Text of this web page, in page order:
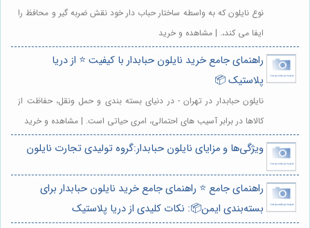
نوع نایلون که به واسطه ساختار حباب دار خود نقش ضربه گیر و محافظ را
ایفا می کند،. | مشاهده و خرید
راهنمای جامع خرید نایلون حبابدار با کیفیت ⭐️ از دریا
پلاستیک 📦
نایلون حبابدار در تهران - در دنیای بسته بندی و حمل ونقل، حفاظت از
کالاها در برابر آسیب های احتمالی، امری حیاتی است. | مشاهده و خرید
ویژگی‌ها و مزایای نایلون حبابدار:گروه تولیدی تجارت نایلون
راهنمای جامع ⭐️ راهنمای جامع خرید نایلون حبابدار برای
بسته‌بندی ایمن📦: نکات کلیدی از دریا پلاستیک